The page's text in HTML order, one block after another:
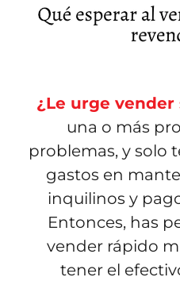
¿Le urge vender
una o más
problemas, y solo
gastos en
inquilinos y
Entonces, has
vender rápido
tener el